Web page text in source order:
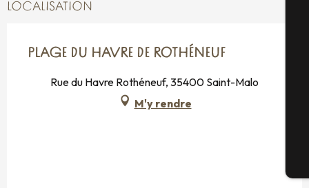
LOCALISATION
PLAGE DU HAVRE DE ROTHÉNEUF
Rue du Havre Rothéneuf, 35400 Saint-Malo
M'y rendre